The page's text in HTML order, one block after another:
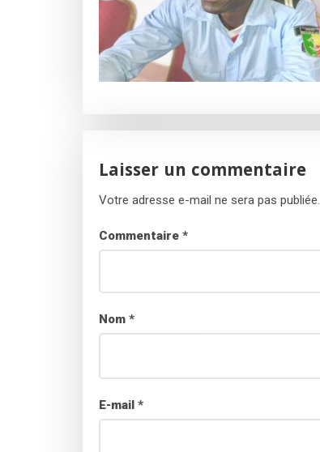
Laisser un commentaire
Votre adresse e-mail ne sera pas publiée.
Commentaire *
Nom *
E-mail *